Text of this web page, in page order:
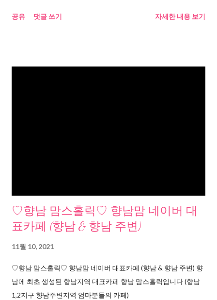
공유 댓글 쓰기 자세한 내용 보기
♡향남 맘스홀릭♡ 향남맘 네이버 대
표카페 (향남 & 향남 주변)
11월 10, 2021
♡향남 맘스홀릭♡ 향남맘 네이버 대표카페 (향남 & 향남 주변) 향
남에 최초 생성된 향남지역 대표카페 향남 맘스홀릭입니다 (향남
1,2지구 향남주변지역 엄마분들의 카페)